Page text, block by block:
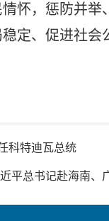
怀，惩防并
定、促进社
科特迪瓦总统
总书记赴海南、